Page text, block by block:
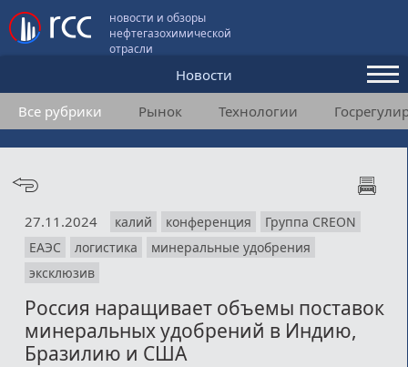
новости и обзоры
нефтегазохимической
отрасли
Новости
Аналитика и мнения
Конференции
Подписка
Пользовательское соглашение
Медиакит
Все рубрики Рынок Технологии
27.11.2024 калий конференция
Группа CREON
ЕАЭС
логистика
минеральные удобрения
эксклюзив
Россия наращивает объемы поставок
минеральных удобрений в Индию,
Бразилию и США